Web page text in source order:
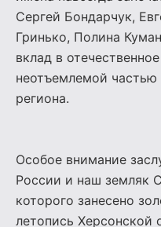
Сергей Бондарчук,
Гринько, Полина
вклад в
неотъемлемой частью
региона.
Особое внимание
России и наш земляк
которого занесено
летопись Херсонской